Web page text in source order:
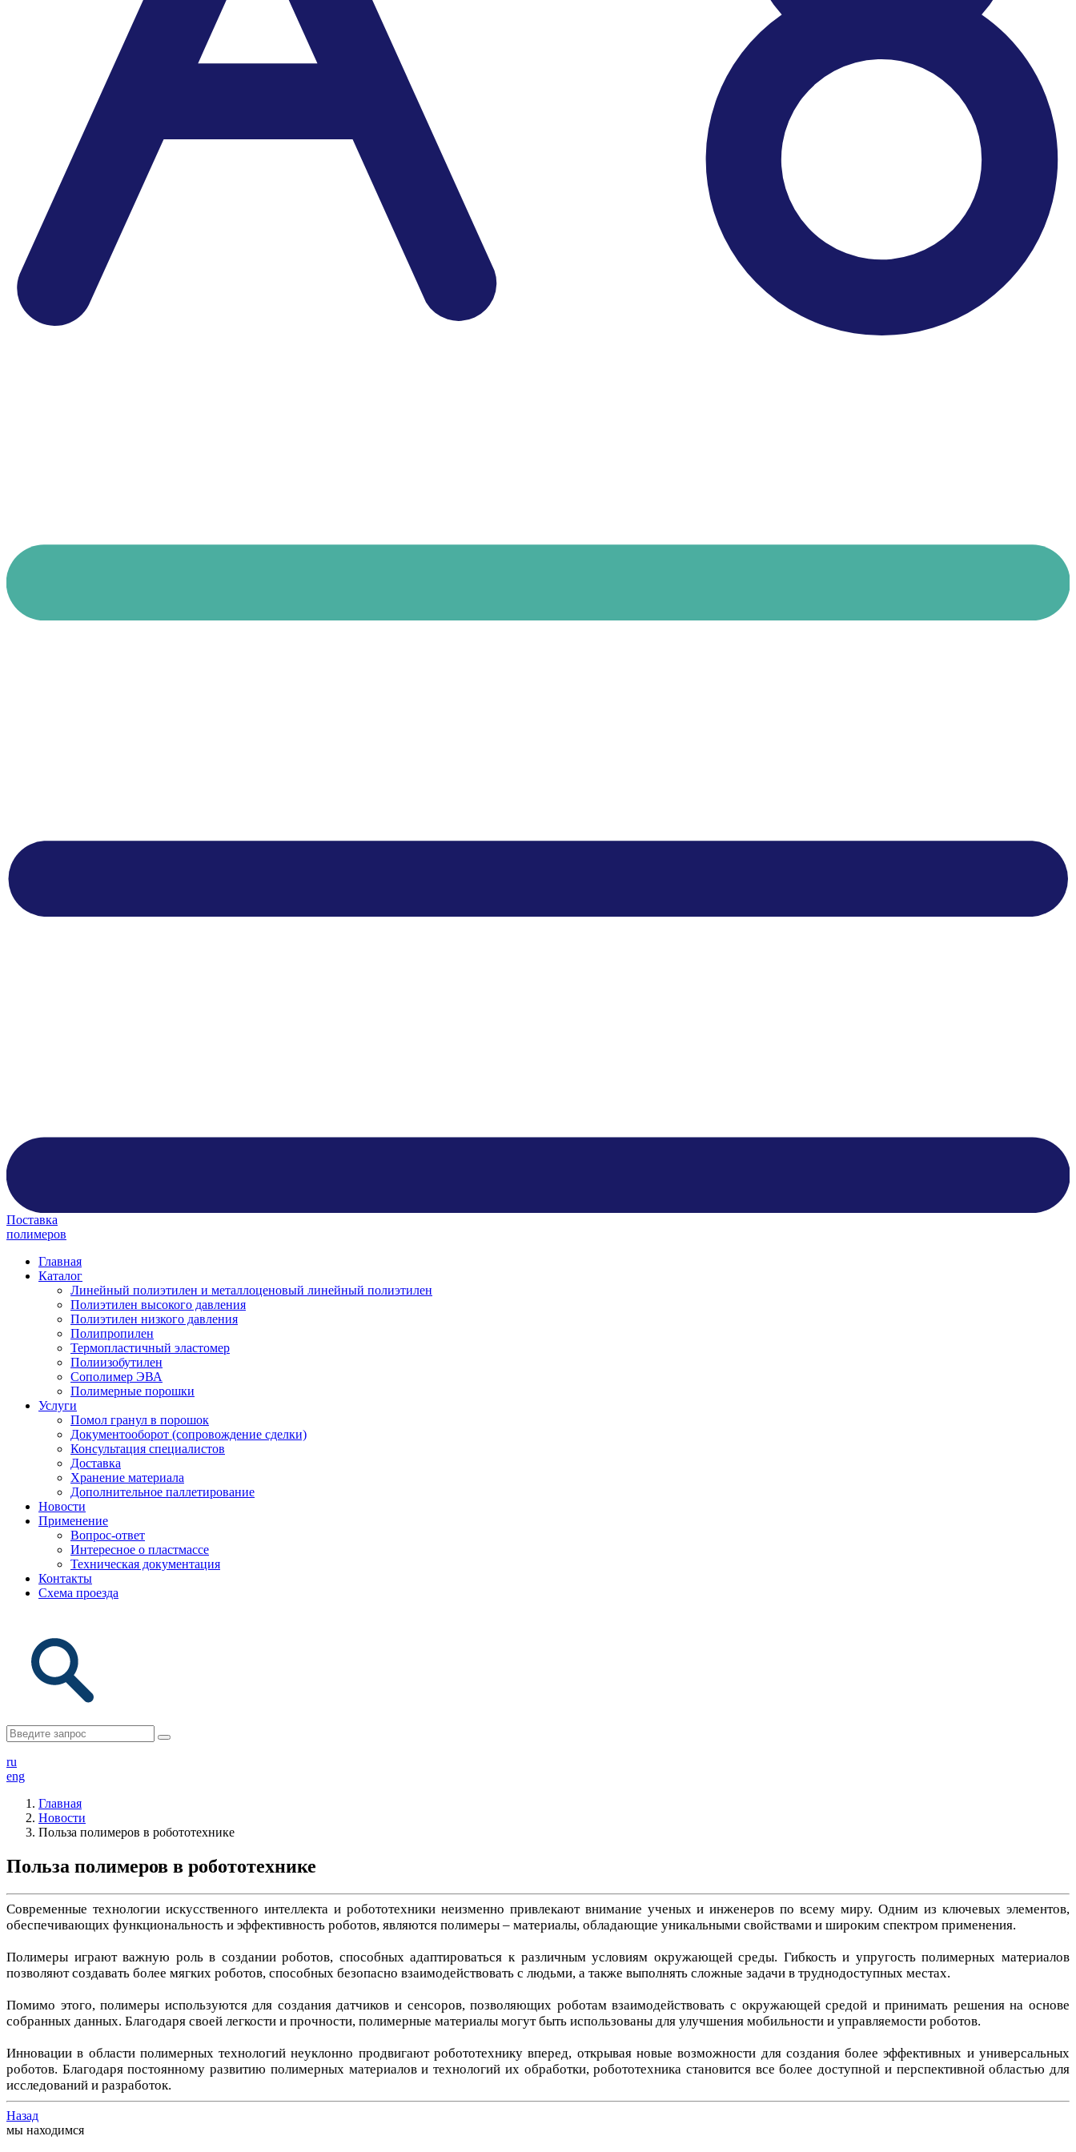
Поставка
полимеров
Главная
Каталог
Линейный полиэтилен и металлоценовый линейный полиэтилен
Полиэтилен высокого давления
Полиэтилен низкого давления
Полипропилен
Термопластичный эластомер
Полиизобутилен
Сополимер ЭВА
Полимерные порошки
Услуги
Помол гранул в порошок
Документооборот (сопровождение сделки)
Консультация специалистов
Доставка
Хранение материала
Дополнительное паллетирование
Новости
Применение
Вопрос-ответ
Интересное о пластмассе
Техническая документация
Контакты
Схема проезда
ru
eng
Главная
Новости
Польза полимеров в робототехнике
Польза полимеров в робототехнике
Современные технологии искусственного интеллекта и робототехники неизменно привлекают внимание ученых и инженеров по всему миру. Одним из ключевых элементов,
обеспечивающих функциональность и эффективность роботов, являются полимеры – материалы, обладающие уникальными свойствами и широким спектром применения.
Полимеры играют важную роль в создании роботов, способных адаптироваться к различным условиям окружающей среды. Гибкость и упругость полимерных материалов
позволяют создавать более мягких роботов, способных безопасно взаимодействовать с людьми, а также выполнять сложные задачи в труднодоступных местах.
Помимо этого, полимеры используются для создания датчиков и сенсоров, позволяющих роботам взаимодействовать с окружающей средой и принимать решения на основе
собранных данных. Благодаря своей легкости и прочности, полимерные материалы могут быть использованы для улучшения мобильности и управляемости роботов.
Инновации в области полимерных технологий неуклонно продвигают робототехнику вперед, открывая новые возможности для создания более эффективных и универсальных
роботов. Благодаря постоянному развитию полимерных материалов и технологий их обработки, робототехника становится все более доступной и перспективной областью для
исследований и разработок.
Назад
мы находимся